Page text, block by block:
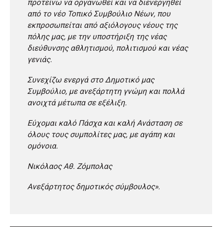
προτείνω να οργανωθεί και να διενεργηθεί
από το νέο Τοπικό Συμβούλιο Νέων, που
εκπροσωπείται από αξιόλογους νέους της
πόλης μας, με την υποστήριξη της νέας
διεύθυνσης αθλητισμού, πολιτισμού και νέας
γενιάς.
Συνεχίζω ενεργά στο Δημοτικό μας
Συμβούλιο, με ανεξάρτητη γνώμη και πολλά
ανοιχτά μέτωπα σε εξέλιξη.
Εύχομαι καλό Πάσχα και καλή Ανάσταση σε
όλους τους συμπολίτες μας, με αγάπη και
ομόνοια.
Νικόλαος Αθ. Ζόμπολας
Ανεξάρτητος δημοτικός σύμβουλος».